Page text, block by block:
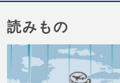
読みもの